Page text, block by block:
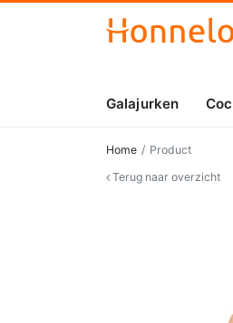
Galajurken
Home
Product
Terug naar overzicht